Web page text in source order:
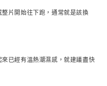
片開始往下跑，通常就是該換
已經有溫熱潮濕感，就建議盡快